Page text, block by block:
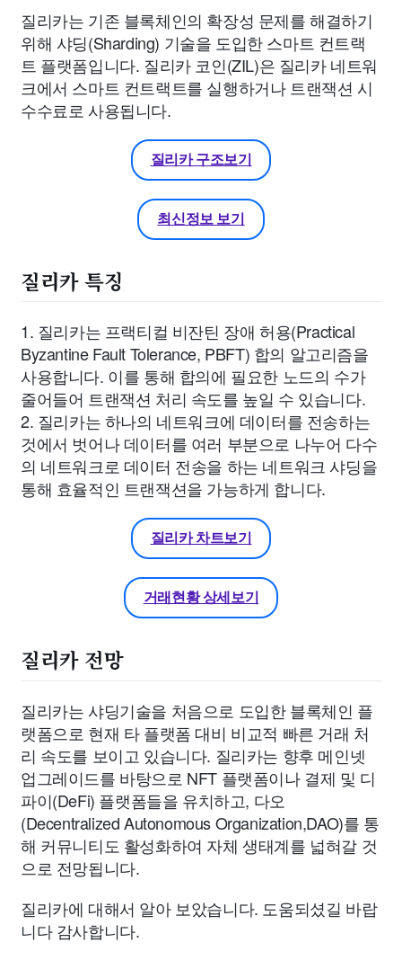
질리카는 기존 블록체인의 확장성 문제를 해결하기
위해 샤딩(Sharding) 기술을 도입한 스마트 컨트랙
트 플랫폼입니다. 질리카 코인(ZIL)은 질리카 네트워
크에서 스마트 컨트랙트를 실행하거나 트랜잭션 시
수수료로 사용됩니다.
질리카 구조보기
최신정보 보기
질리카 특징
1. 질리카는 프랙티컬 비잔틴 장애 허용(Practical
Byzantine Fault Tolerance, PBFT) 합의 알고리즘을
사용합니다. 이를 통해 합의에 필요한 노드의 수가
줄어들어 트랜잭션 처리 속도를 높일 수 있습니다.
2. 질리카는 하나의 네트워크에 데이터를 전송하는
것에서 벗어나 데이터를 여러 부분으로 나누어 다수
의 네트워크로 데이터 전송을 하는 네트워크 샤딩을
통해 효율적인 트랜잭션을 가능하게 합니다.
질리카 차트보기
거래현황 상세보기
질리카 전망
질리카는 샤딩기술을 처음으로 도입한 블록체인 플
랫폼으로 현재 타 플랫폼 대비 비교적 빠른 거래 처
리 속도를 보이고 있습니다. 질리카는 향후 메인넷
업그레이드를 바탕으로 NFT 플랫폼이나 결제 및 디
파이(DeFi) 플랫폼들을 유치하고, 다오
(Decentralized Autonomous Organization,DAO)를 통
해 커뮤니티도 활성화하여 자체 생태계를 넓혀갈 것
으로 전망됩니다.
질리카에 대해서 알아 보았습니다. 도움되셨길 바랍
니다 감사합니다.